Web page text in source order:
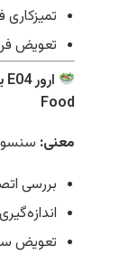
تمیزکاری
تعویض
Food
معنی:
بررسی
تعویض